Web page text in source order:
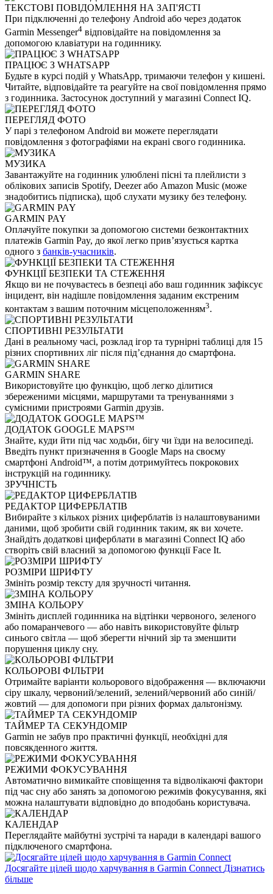
ТЕКСТОВІ ПОВІДОМЛЕННЯ НА ЗАП'ЯСТІ
При підключенні до телефону Android або через додаток
Garmin Messenger4 відповідайте на повідомлення за
допомогою клавіатури на годиннику.
ПРАЦЮЄ З WHATSAPP
Будьте в курсі подій у WhatsApp, тримаючи телефон у кишені.
Читайте, відповідайте та реагуйте на свої повідомлення прямо
з годинника. Застосунок доступний у магазині Connect IQ.
ПЕРЕГЛЯД ФОТО
У парі з телефоном Android ви можете переглядати
повідомлення з фотографіями на екрані свого годинника.
МУЗИКА
Завантажуйте на годинник улюблені пісні та плейлисти з
облікових записів Spotify, Deezer або Amazon Music (може
знадобитись підписка), щоб слухати музику без телефону.
GARMIN PAY
Оплачуйте покупки за допомогою системи безконтактних
платежів Garmin Pay, до якої легко прив’язується картка
одного з банків-учасників.
ФУНКЦІЇ БЕЗПЕКИ ТА СТЕЖЕННЯ
Якщо ви не почуваєтесь в безпеці або ваш годинник зафіксує
інцидент, він надішле повідомлення заданим екстреним
контактам з вашим поточним місцеположенням3.
СПОРТИВНІ РЕЗУЛЬТАТИ
Дані в реальному часі, розклад ігор та турнірні таблиці для 15
різних спортивних ліг після під’єднання до смартфона.
GARMIN SHARE
Використовуйте цю функцію, щоб легко ділитися
збереженими місцями, маршрутами та тренуваннями з
сумісними пристроями Garmin друзів.
ДОДАТОК GOOGLE MAPS™
Знайте, куди йти під час ходьби, бігу чи їзди на велосипеді.
Введіть пункт призначення в Google Maps на своєму
смартфоні Android™, а потім дотримуйтесь покрокових
інструкцій на годиннику.
ЗРУЧНІСТЬ
РЕДАКТОР ЦИФЕРБЛАТІВ
Вибирайте з кількох різних циферблатів із налаштовуваними
даними, щоб зробити свій годинник таким, як ви хочете.
Знайдіть додаткові циферблати в магазині Connect IQ або
створіть свій власний за допомогою функції Face It.
РОЗМІРИ ШРИФТУ
Змініть розмір тексту для зручності читання.
ЗМІНА КОЛЬОРУ
Змініть дисплей годинника на відтінки червоного, зеленого
або помаранчевого — або навіть використовуйте фільтр
синього світла — щоб зберегти нічний зір та зменшити
порушення циклу сну.
КОЛЬОРОВІ ФІЛЬТРИ
Отримайте варіанти кольорового відображення — включаючи
сіру шкалу, червоний/зелений, зелений/червоний або синій/
жовтий — для допомоги при різних формах дальтонізму.
ТАЙМЕР ТА СЕКУНДОМІР
Garmin не забув про практичні функції, необхідні для
повсякденного життя.
РЕЖИМИ ФОКУСУВАННЯ
Автоматично вимикайте сповіщення та відволікаючі фактори
під час сну або занять за допомогою режимів фокусування, які
можна налаштувати відповідно до вподобань користувача.
КАЛЕНДАР
Переглядайте майбутні зустрічі та наради в календарі вашого
підключеного смартфона.
Досягайте цілей щодо харчування в Garmin Connect Дізнатись
більше